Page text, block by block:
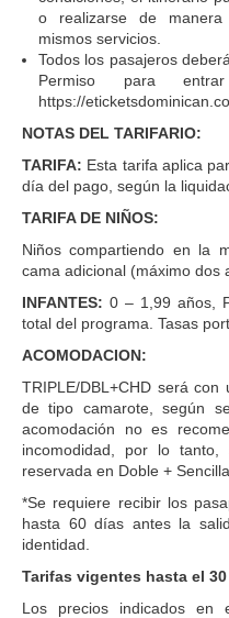
o realizarse de manera
mismos servicios.
Todos los pasajeros
Permiso para
https://
NOTAS DEL TARIFARIO:
TARIFA: Esta tarifa aplica
día del pago, según la
TARIFA DE NIÑOS:
Niños compartiendo en la
cama adicional (máximo dos
INFANTES: 0 – 1,99 años,
total del programa. Tasas
ACOMODACION:
TRIPLE/DBL+CHD será
de tipo camarote, según
acomodación no es
incomodidad, por lo
reservada en Doble + Sencilla.
*Se requiere recibir los
hasta 60 días antes la
identidad.
Tarifas vigentes hasta el
Los precios indicados en